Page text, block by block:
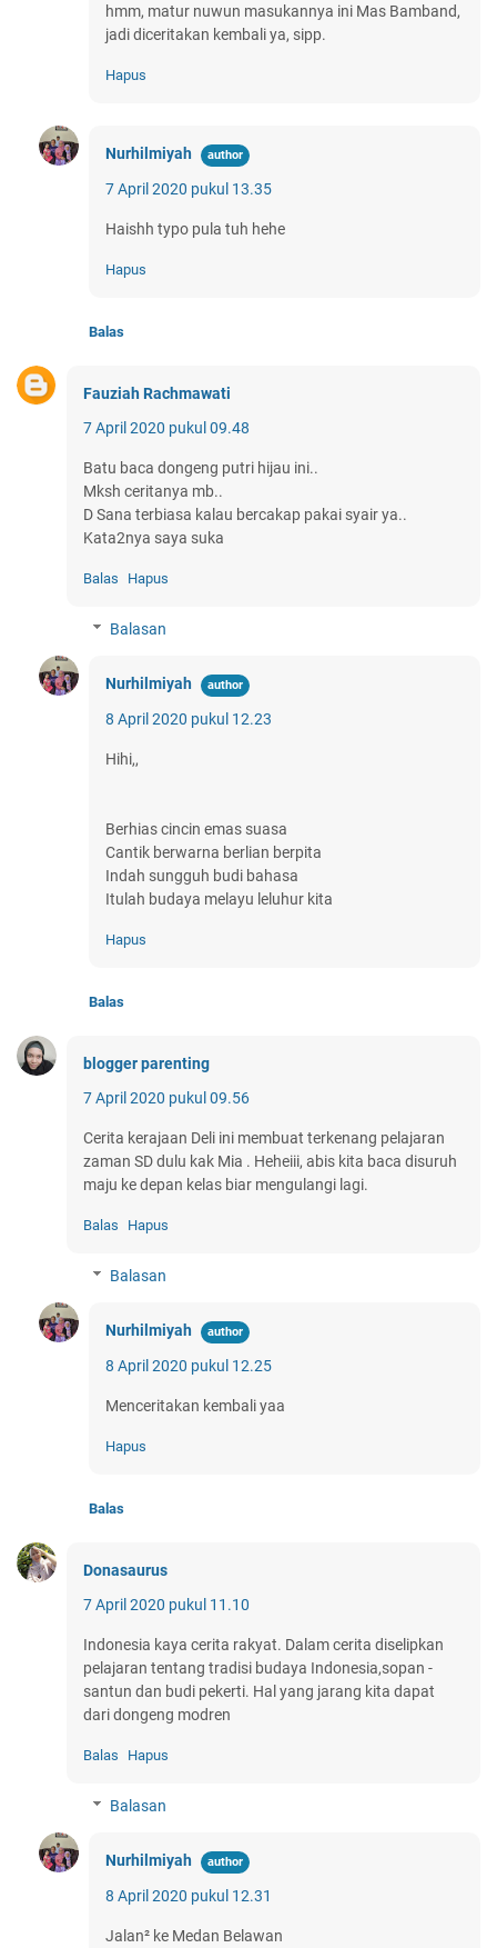
hmm, matur nuwun masukannya ini Mas Bamband,
jadi diceritakan kembali ya, sipp.
Hapus
Nurhilmiyah
7 April 2020 pukul 13.35
Haishh typo pula tuh hehe
Hapus
Balas
Fauziah Rachmawati
7 April 2020 pukul 09.48
Batu baca dongeng putri hijau ini..
Mksh ceritanya mb..
D Sana terbiasa kalau bercakap pakai syair ya..
Kata2nya saya suka
Balas Hapus
Balasan
Nurhilmiyah
8 April 2020 pukul 12.23
Hihi,,
Berhias cincin emas suasa
Cantik berwarna berlian berpita
Indah sungguh budi bahasa
Itulah budaya melayu leluhur kita
Hapus
Balas
blogger parenting
7 April 2020 pukul 09.56
Cerita kerajaan Deli ini membuat terkenang pelajaran
zaman SD dulu kak Mia . Heheiii, abis kita baca disuruh
maju ke depan kelas biar mengulangi lagi.
Balas Hapus
Balasan
Nurhilmiyah
8 April 2020 pukul 12.25
Menceritakan kembali yaa
Hapus
Balas
Donasaurus
7 April 2020 pukul 11.10
Indonesia kaya cerita rakyat. Dalam cerita diselipkan
pelajaran tentang tradisi budaya Indonesia,sopan -
santun dan budi pekerti. Hal yang jarang kita dapat
dari dongeng modren
Balas Hapus
Balasan
Nurhilmiyah
8 April 2020 pukul 12.31
Jalan² ke Medan Belawan